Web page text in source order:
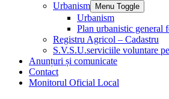
Urbanism
Menu Toggle
Urbanism
Plan urbanistic general
Registru Agricol – Cadastru
S.V.S.U.serviciile voluntare
Anunțuri și comunicate
Contact
Monitorul Oficial Local